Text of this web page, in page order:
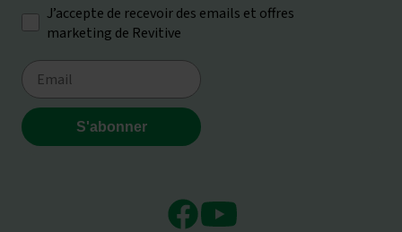
Facebook
Youtube